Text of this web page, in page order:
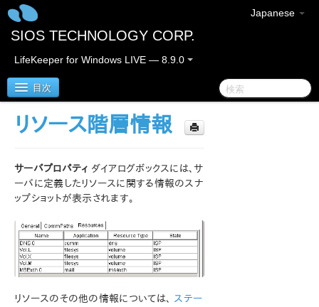
Japanese
SIOS TECHNOLOGY CORP.
LifeKeeper for Windows LIVE — 8.9.0
目次
LifeKeeper for Windows
LifeKeeper for Windows リリースノート
LifeKeeper for Windows クイックスタートガイド
クラウド環境における LifeKeeper for Windows の利用
について
LifeKeeper for Windows インストレーションガイド
リソース階層情報
サーバプロパティ ダイアログボックスには、サ
ーバに定義したリソースに関する情報のスナ
ップショットが表示されます。
リソースのその他の情報については、 ステー